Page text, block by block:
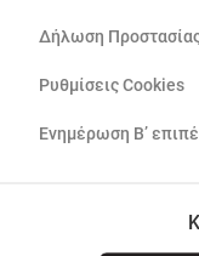
Δήλωση
Ρυθμίσεις Cookies
Ενημέρωση Β’